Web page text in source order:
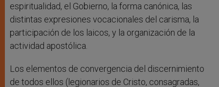
espiritualidad, el Gobierno, la forma canónica, las
distintas expresiones vocacionales del carisma, la
participación de los laicos, y la organización de la
actividad apostólica.
Los elementos de convergencia del discernimiento
de todos ellos (legionarios de Cristo, consagradas,